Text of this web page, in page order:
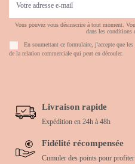
Vous pouvez vous désinscrire à tout moment.
dans les
En soumettant ce formulaire, j'accepte que
de la relation commerciale qui peut en découler.
Livraison rapide
Expédition en 24h à 48h
Fidélité récompensée
Cumuler des points pour profiter